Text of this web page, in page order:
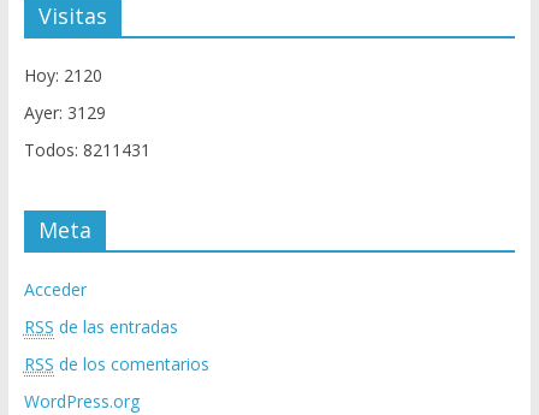
Visitas
Hoy: 2120
Ayer: 3129
Todos: 8211431
Meta
Acceder
RSS de las entradas
RSS de los comentarios
WordPress.org